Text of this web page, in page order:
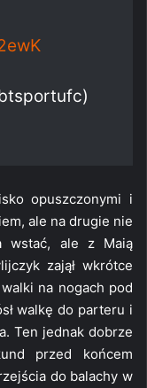
opuszczonymi i
ale na drugie nie
wstać, ale z Maią
zajął wkrótce
na nogach pod
walkę do parteru i
Ten jednak dobrze
przed końcem
do balachy w